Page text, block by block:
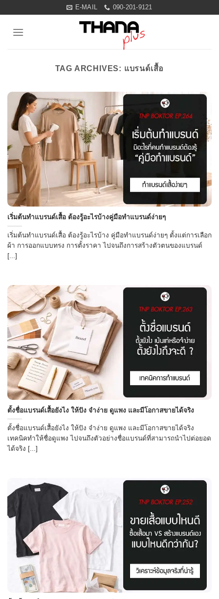
content
E-MAIL 090-201-9121
TAG ARCHIVES: แบรนด์เสื้อ
เริ่มต้นทำแบรนด์เสื้อ ต้องรู้อะไรบ้างคู่มือทำแบรนด์ง่ายๆ
เริ่มต้นทำแบรนด์เสื้อ ต้องรู้อะไรบ้าง คู่มือทำแบรนด์ง่ายๆ ตั้งแต่การเลือก
ผ้า การออกแบบทรง การตั้งราคา ไปจนถึงการสร้างตัวตนของแบรนด์
[...]
ตั้งชื่อแบรนด์เสื้อยังไง ให้ปัง จำง่าย ดูแพง และมีโอกาสขายได้จริง
ตั้งชื่อแบรนด์เสื้อยังไง ให้ปัง จำง่าย ดูแพง และมีโอกาสขายได้จริง
เทคนิคทำให้ชื่อดูแพง ไปจนถึงตัวอย่างชื่อแบรนด์ที่สามารถนำไปต่อยอด
ได้จริง [...]